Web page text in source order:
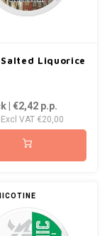
Salted Liquorice
| €2,42p.p.
VAT €20,00